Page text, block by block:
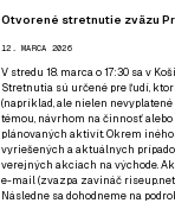
Otvorené stretnutie zväzu
12. MARCA 2026
V stredu 18. marca o 17:30 sa v
Stretnutia sú určené pre ľudí,
(napríklad, ale nielen
témou, návrhom na činnosť
plánovaných aktivít. Okrem
vyriešených a aktuálnych
verejných akciach na východe.
e-mail (zvazpa zavináč
Následne sa dohodneme na